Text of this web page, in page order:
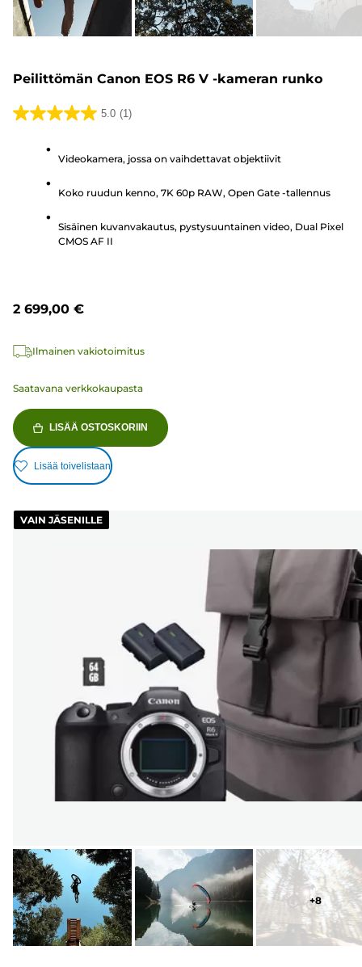
Peilittömän Canon EOS R6 V -kameran runko
5.0 (1)
5.0/5
arvostelu
Videokamera, jossa on vaihdettavat objektiivit
Koko ruudun kenno, 7K 60p RAW, Open Gate -tallennus
Sisäinen kuvanvakautus, pystysuuntainen video, Dual Pixel
CMOS AF II
2 699,00 €
Ilmainen vakiotoimitus
Saatavana verkkokaupasta
LISÄÄ OSTOSKORIIN
Lisää toivelistaan
VAIN JÄSENILLE
+8